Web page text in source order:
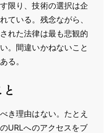
限り、技術の選択は企
ている。残念ながら、
れた法律は最も悲観的
。間違いかねないこと
る。
き理由はない。たとえ
URLへのアクセスをブ